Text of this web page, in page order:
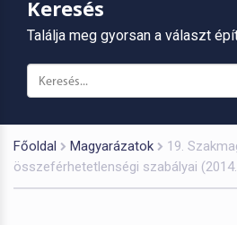
Keresés
Találja meg gyorsan a választ
Főoldal Magyarázatok
19.
összeférhetetlenségi szabályai